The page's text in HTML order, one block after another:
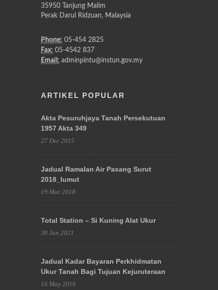
35950 Tanjung Malim
Perak Darul Ridzuan, Malaysia
Phone: 05-454 2825
Fax: 05-4542 837
Email: adminpintu@instun.gov.my
ARTIKEL POPULAR
Akta Pesuruhjaya Tanah Persekutuan
1957 Akta 349
27 Dec 2015
Jadual Ramalan Air Pasang Surut
2018_lumut
19 Mar 2018
Total Station – Si Kuning Alat Ukur
30 Jun 2021
Jadual Kadar Bayaran Perkhidmatan
Ukur Tanah Bagi Tujuan Kejuruteraan
16 May 2016